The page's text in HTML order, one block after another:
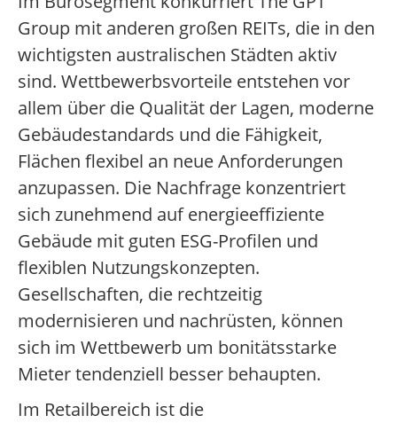
Group mit anderen großen REITs, die in den
wichtigsten australischen Städten aktiv
sind. Wettbewerbsvorteile entstehen vor
allem über die Qualität der Lagen, moderne
Gebäudestandards und die Fähigkeit,
Flächen flexibel an neue Anforderungen
anzupassen. Die Nachfrage konzentriert
sich zunehmend auf energieeffiziente
Gebäude mit guten ESG-Profilen und
flexiblen Nutzungskonzepten.
Gesellschaften, die rechtzeitig
modernisieren und nachrüsten, können
sich im Wettbewerb um bonitätsstarke
Mieter tendenziell besser behaupten.
Im Retailbereich ist die